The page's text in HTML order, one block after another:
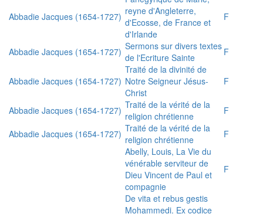
Abbadie Jacques (1654-1727) reyne d'Angleterre,
d'Ecosse, de France et
d'Irlande
F
Abbadie Jacques (1654-1727) Sermons sur divers textes
de l'Ecriture Sainte
F
Abbadie Jacques (1654-1727)
Traité de la divinité de
Notre Seigneur Jésus-
Christ
F
Abbadie Jacques (1654-1727) Traité de la vérité de la
religion chrétienne
F
Abbadie Jacques (1654-1727) Traité de la vérité de la
religion chrétienne
F
Abelly, Louis, La Vie du
vénérable serviteur de
Dieu Vincent de Paul et
compagnie
F
De vita et rebus gestis
Mohammedi. Ex codice